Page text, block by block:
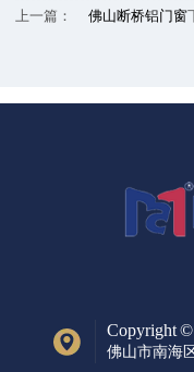
上一篇： 佛山断桥铝门窗
Copyright
佛山市南海